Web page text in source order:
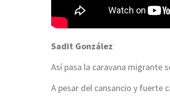
Sadit González
Así pasa la caravana migrante
A pesar del cansancio y fuerte